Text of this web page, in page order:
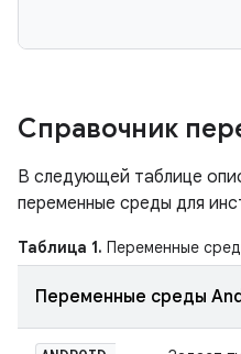
Справочник
В следующей таблице
переменные среды для
Таблица 1. Переменные
Переменные среды